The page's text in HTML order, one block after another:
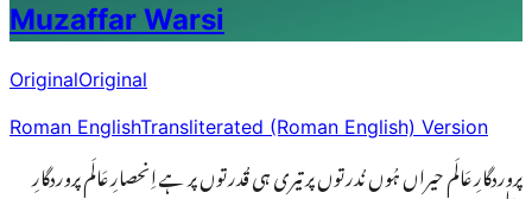
Muzaffar Warsi
OriginalOriginal
Roman EnglishTransliterated (Roman English) Version
پروردگارِ عَالَم حیراں ہُوں نُدرتوں پر تیری ہی قُدرتوں پر ہے اِنحصارِ عَالَم پروردگارِ